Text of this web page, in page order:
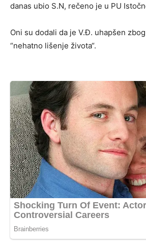
danas ubio S.N, rečeno je u PU
Oni su dodali da je V.Đ. uhapšen
“nehatno lišenje života“.